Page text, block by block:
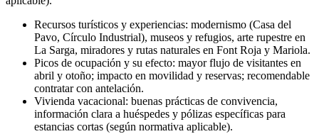
Recursos turísticos y experiencias: modernismo (Casa del
Pavo, Círculo Industrial), museos y refugios, arte rupestre en
La Sarga, miradores y rutas naturales en Font Roja y Mariola.
Picos de ocupación y su efecto: mayor flujo de visitantes en
abril y otoño; impacto en movilidad y reservas; recomendable
contratar con antelación.
Vivienda vacacional: buenas prácticas de convivencia,
información clara a huéspedes y pólizas específicas para
estancias cortas (según normativa aplicable).